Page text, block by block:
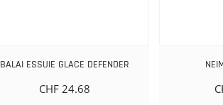
BALAI ESSUIE GLACE DEFENDER
CHF 24.68